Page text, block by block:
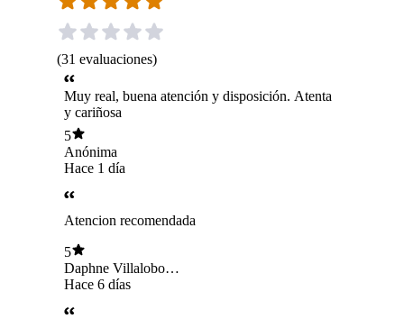
(31 evaluaciones)
Muy real, buena atención y disposición. Atenta
y cariñosa
5
Anónima
Hace 1 día
Atencion recomendada
5
Daphne Villalobos
Lee blanc
Hace 6 días